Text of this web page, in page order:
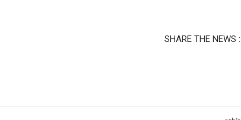
SHARE THE NEWS :